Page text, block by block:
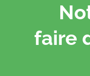
faire